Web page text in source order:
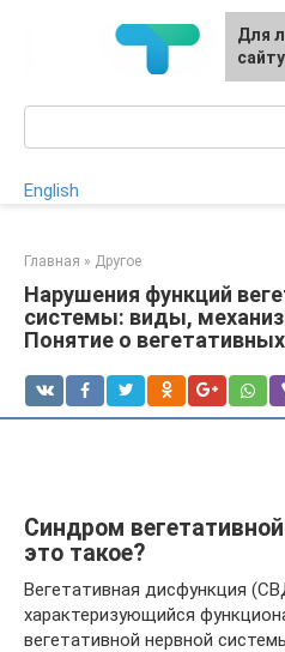
English
Главная » Другое
Нарушения функций
системы: виды,
Понятие о
Синдром
это такое?
Вегетативная дисфункция
характеризующийся
вегетативной нервной
Для